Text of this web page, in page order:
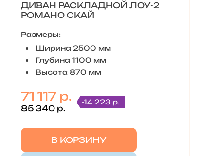
ДИВАН РАСКЛАДНОЙ ЛОУ-2
РОМАНО СКАЙ
Размеры:
Ширина 2500 мм
Глубина 1100 мм
Высота 870 мм
71 117 р.
85 340 р.
-14 223 р.
В КОРЗИНУ